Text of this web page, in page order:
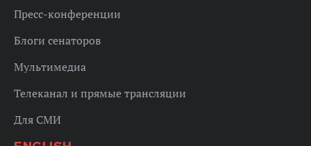
Пресс-конференции
Блоги сенаторов
Мультимедиа
Телеканал и прямые трансляции
Для СМИ